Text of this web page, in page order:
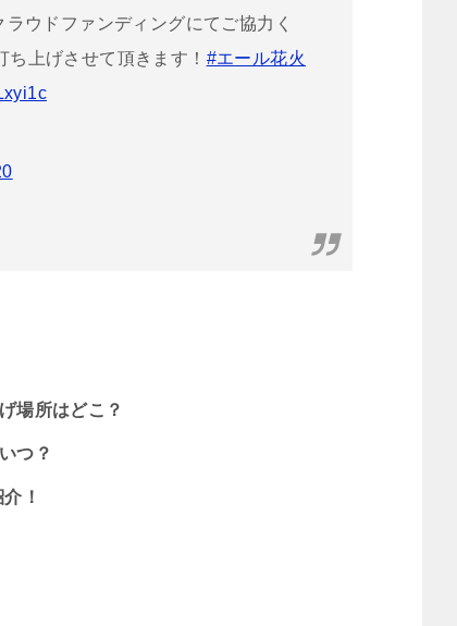
ウドファンディングにてご協力く
上げさせて頂きます！ #エール花火
場所はどこ？
つ？
！